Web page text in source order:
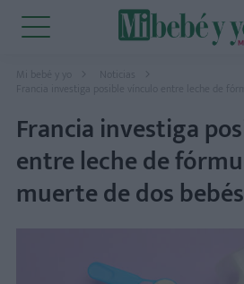
Mi bebé y yo
Noticias
Francia investiga posible vínculo entre leche de
Francia investiga
entre leche de
muerte de dos bebés